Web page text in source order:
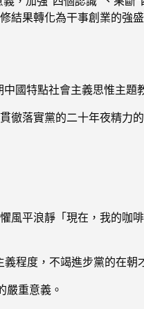
果轉化為干事創業的強
國特點社會主義思惟主題
落實黨的二十年夜精力
平浪靜「現在，我的咖
程度，不竭進步黨的在朝
嚴重意義。